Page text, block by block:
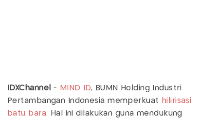
IDXChannel - MIND ID, BUMN Holding Industri
Pertambangan Indonesia memperkuat
hilirisasi
batu bara. Hal ini dilakukan guna mendukung